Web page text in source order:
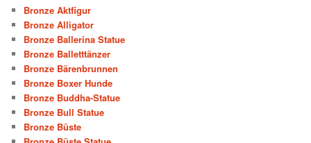
Bronze Aktfigur
Bronze Alligator
Bronze Ballerina Statue
Bronze Balletttänzer
Bronze Bärenbrunnen
Bronze Boxer Hunde
Bronze Buddha-Statue
Bronze Bull Statue
Bronze Büste